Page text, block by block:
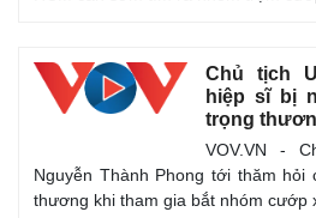
Quan sát
Cuộc sống đó đây
Chủ tịch
hiệp sĩ bị
trọng
VOV.VN -
Nguyễn Thành Phong tới thăm hỏi
thương khi tham gia bắt nhóm cướp